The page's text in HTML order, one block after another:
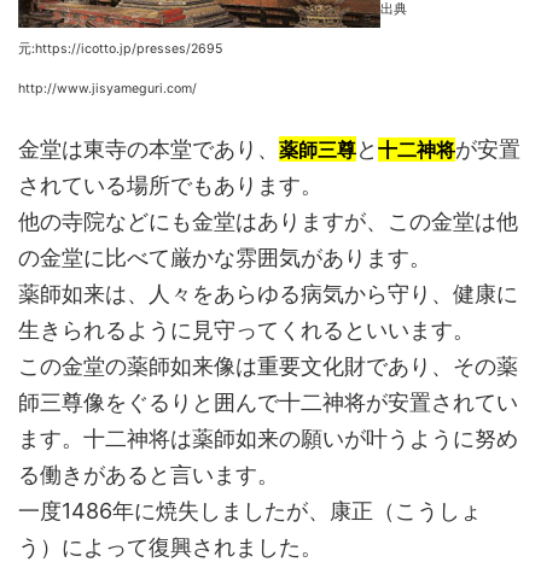
出典
元:https://icotto.jp/presses/2695
http://www.jisyameguri.com/
金堂は東寺の本堂であり、 薬師三尊と 十二神将が安置
されている場所でもあります。
他の寺院などにも金堂はありますが、この金堂は他
の金堂に比べて厳かな雰囲気があります。
薬師如来は、人々をあらゆる病気から守り、健康に
生きられるように見守ってくれるといいます。
この金堂の薬師如来像は重要文化財であり、その薬
師三尊像をぐるりと囲んで十二神将が安置されてい
ます。十二神将は薬師如来の願いが叶うように努め
る働きがあると言います。
一度1486年に焼失しましたが、康正（こうしょ
う）によって復興されました。